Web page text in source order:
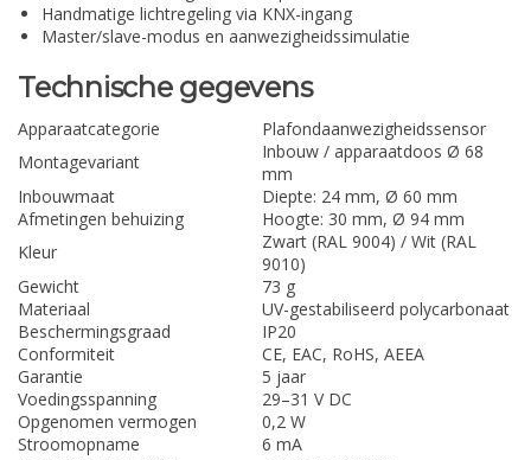
Handmatige lichtregeling via KNX-ingang
Master/slave-modus en aanwezigheidssimulatie
Technische gegevens
Apparaatcategorie
Plafondaanwezigheidssensor
Montagevariant
Inbouw / apparaatdoos Ø 68
mm
Inbouwmaat
Diepte: 24 mm, Ø 60 mm
Afmetingen behuizing
Hoogte: 30 mm, Ø 94 mm
Kleur
Zwart (RAL 9004) / Wit (RAL
9010)
Gewicht
73 g
Materiaal
UV-gestabiliseerd polycarbonaat
Beschermingsgraad
IP20
Conformiteit
CE, EAC, RoHS, AEEA
Garantie
5 jaar
Voedingsspanning
29–31 V DC
Opgenomen vermogen
0,2 W
Stroomopname
6 mA